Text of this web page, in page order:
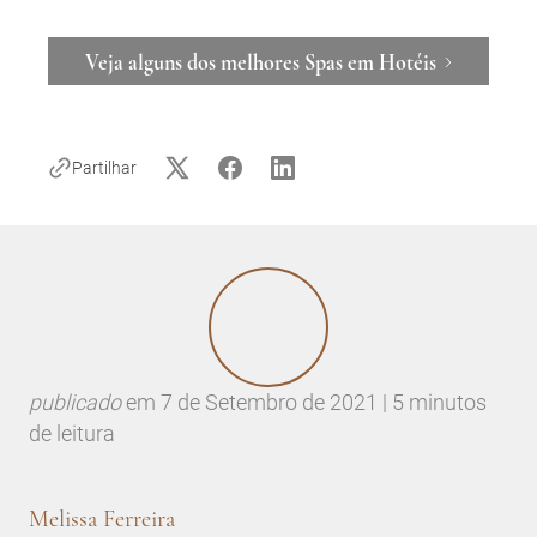
Partilhar
Veja alguns dos melhores Spas em Hotéis
publicadoem 7 de Setembro de 2021 | 5 minutos
de leitura
Melissa Ferreira